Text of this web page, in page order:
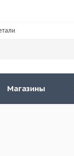
Магазины